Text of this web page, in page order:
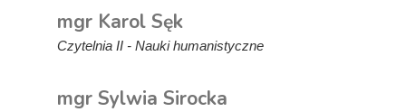
mgr Karol Sęk
Czytelnia II - Nauki humanistyczne
mgr Sylwia Sirocka